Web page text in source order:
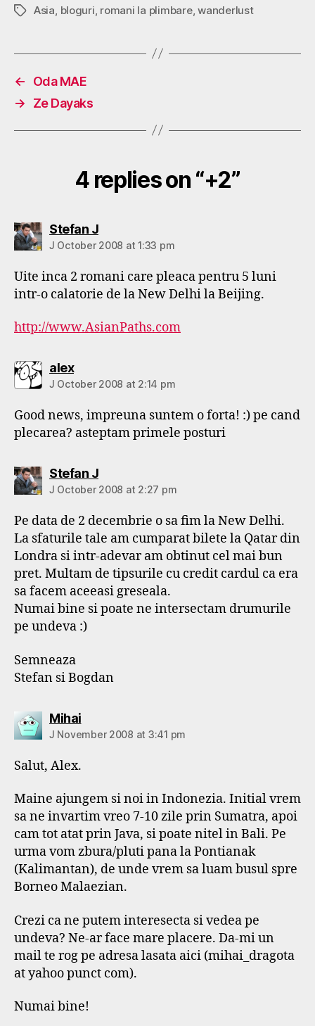
TagsAsia bloguri romani la plimbare,wanderlust
←
Oda MAE
→
Ze Dayaks
4 replies on “+2”
Stefan Jsays:
J October 2008 at 1:33 pm
Uite inca 2 romani care pleaca pentru 5 luni
intr-o calatorie de la New Delhi la Beijing.
http://www.AsianPaths.com
alexsays:
J October 2008 at 2:14 pm
Good news, impreuna suntem o forta! :) pe cand
plecarea? asteptam primele posturi
Stefan Jsays:
J October 2008 at 2:27 pm
Pe data de 2 decembrie o sa fim la New Delhi.
La sfaturile tale am cumparat bilete la Qatar din
Londra si intr-adevar am obtinut cel mai bun
pret. Multam de tipsurile cu credit cardul ca era
sa facem aceeasi greseala.
Numai bine si poate ne intersectam drumurile
pe undeva :)
Semneaza
Stefan si Bogdan
Mihaisays:
J November 2008 at 3:41 pm
Salut, Alex.
Maine ajungem si noi in Indonezia. Initial vrem
sa ne invartim vreo 7-10 zile prin Sumatra, apoi
cam tot atat prin Java, si poate nitel in Bali. Pe
urma vom zbura/pluti pana la Pontianak
(Kalimantan), de unde vrem sa luam busul spre
Borneo Malaezian.
Crezi ca ne putem interesecta si vedea pe
undeva? Ne-ar face mare placere. Da-mi un
mail te rog pe adresa lasata aici (mihai_dragota
at yahoo punct com).
Numai bine!